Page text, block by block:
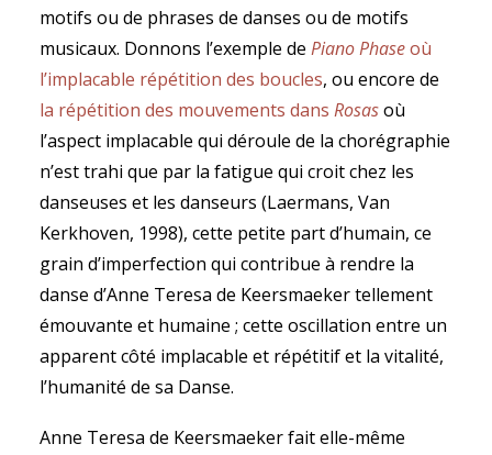
motifs ou de phrases de danses ou de motifs
musicaux. Donnons l’exemple de Piano Phaseoù
l’implacable répétition des boucles, ou encore de
la répétition des mouvements dans Rosasoù
l’aspect implacable qui déroule de la chorégraphie
n’est trahi que par la fatigue qui croit chez les
danseuses et les danseurs (Laermans, Van
Kerkhoven, 1998), cette petite part d’humain, ce
grain d’imperfection qui contribue à rendre la
danse d’Anne Teresa de Keersmaeker tellement
émouvante et humaine ; cette oscillation entre un
apparent côté implacable et répétitif et la vitalité,
l’humanité de sa Danse.
Anne Teresa de Keersmaeker fait elle-même